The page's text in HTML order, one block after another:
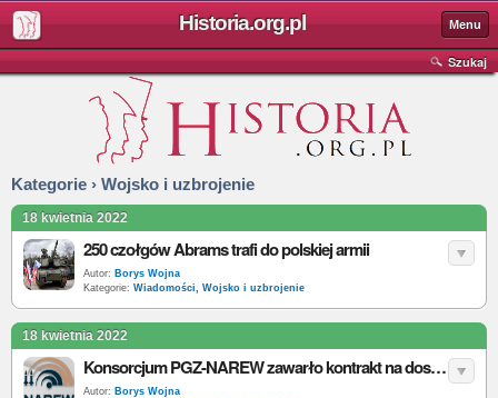
Historia.org.pl Menu
Szukaj
Kategorie › Wojsko i uzbrojenie
18 kwietnia 2022
250 czołgów Abrams trafi do polskiej armii
Autor: Borys Wojna
Kategorie: Wiadomości, Wojsko i uzbrojenie
18 kwietnia 2022
Konsorcjum PGZ-NAREW zawarło kontrakt na dostawę elementów zestawów NAREW
Autor: Borys Wojna